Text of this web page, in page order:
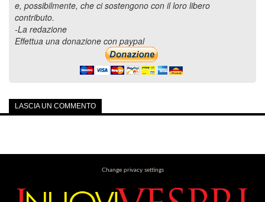
e, possibilmente, che ci sostengono con il loro libero
contributo.
-La redazione
Effettua una donazione con paypal
LASCIA UN COMMENTO
Change privacy settings